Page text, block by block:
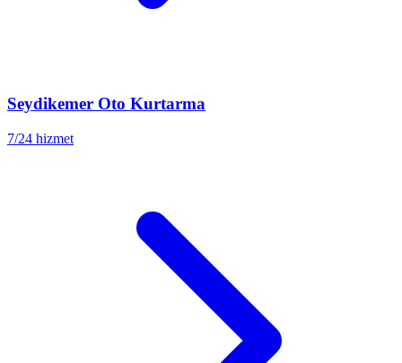
Seydikemer Oto Kurtarma
7/24 hizmet